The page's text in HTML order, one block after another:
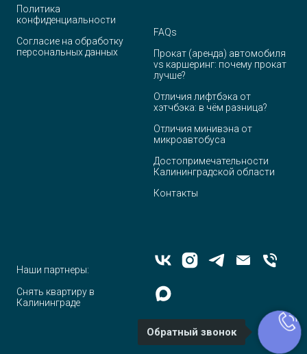
Обратный звонок
Политика
конфиденциальности
Согласие на обработку
персональных данных
FAQs
Прокат (аренда) автомобиля
vs каршеринг: почему прокат
лучше?
Отличия лифтбэка от
хэтчбэка: в чём разница?
Отличия минивэна от
микроавтобуса
Достопримечательности
Калининградской области
Контакты
Наши партнеры:
Снять квартиру в
Калининграде